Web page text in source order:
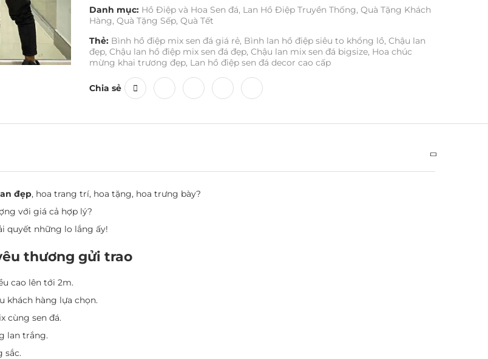
Danh mục: Hồ Điệp và Hoa Sen đá, Lan Hồ Điệp Truyền Thống, Quà Tặng Khách
Hàng, Quà Tặng Sếp, Quà Tết
Thẻ: Bình hồ điệp mix sen đá giá rẻ, Bình lan hồ điệp siêu to khổng lồ, Chậu lan
đẹp, Chậu lan hồ điệp mix sen đá đẹp, Chậu lan mix sen đá bigsize, Hoa chúc
mừng khai trương đẹp, Lan hồ điệp sen đá decor cao cấp
Chia sẻ
đẹp, hoa trang trí, hoa tặng, hoa trưng bày?
với giá cả hợp lý?
quyết những lo lắng ấy!
thương gửi trao
cao lên tới 2m.
khách hàng lựa chọn.
cùng sen đá.
lan trắng.
sắc.